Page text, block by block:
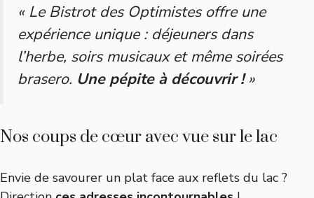
« Le Bistrot des Optimistes offre une
expérience unique : déjeuners dans
l’herbe, soirs musicaux et même soirées
brasero. Une pépite à découvrir !»
Nos coups de cœur avec vue sur le lac
Envie de savourer un plat face aux reflets du lac ?